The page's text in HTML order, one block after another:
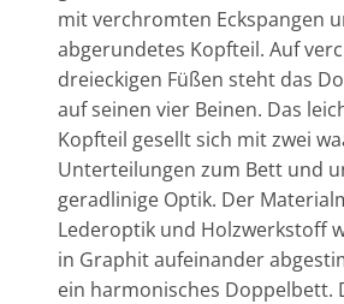
mit verchromten Eckspangen
abgerundetes Kopfteil. Auf
dreieckigen Füßen steht das
auf seinen vier Beinen. Das
Kopfteil gesellt sich mit zwei
Unterteilungen zum Bett und
geradlinige Optik. Der
Lederoptik und Holzwerkstoff
in Graphit aufeinander
ein harmonisches Doppelbett.